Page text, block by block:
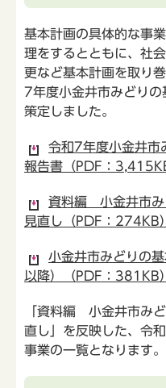
基本計画の具体的な事
理をするとともに、社
更など基本計画を取り
7年度小金井市みどりの
策定しました。
令和7年度小金井市
報告書（PDF：
資料編 小金井市み
見直し（PDF：274KB）
小金井市みどりの
以降）（PDF：381KB）
「資料編 小金井市み
直し」を反映した、令
事業の一覧となります。